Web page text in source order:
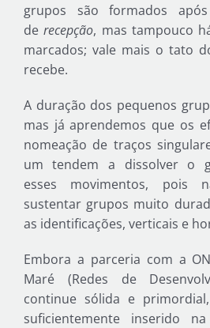
grupos são formados
derecepção, mas tampouco
marcados; vale mais o tato
recebe.
A duração dos pequenos
mas já aprendemos que os
nomeação de traços
um tendem a dissolver o
esses movimentos, pois
sustentar grupos muito
as identificações, verticais e
Embora a parceria com a
Maré (Redes de
continue sólida e
suficientemente inserido